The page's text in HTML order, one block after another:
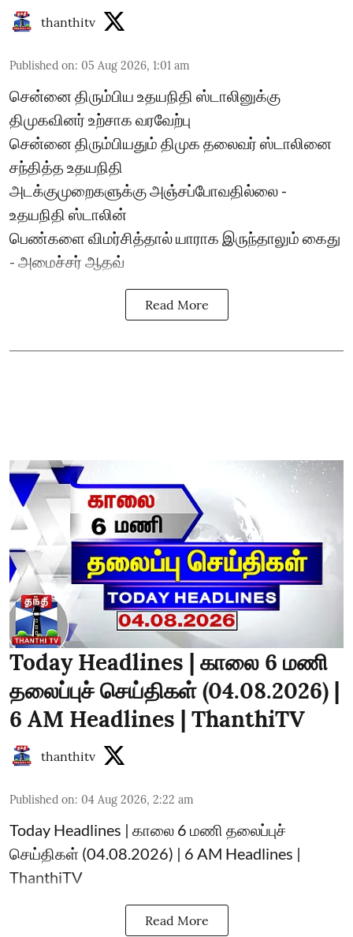
thanthitv
Published on: 05 Aug 2026, 1:01 am
சென்னை திரும்பிய உதயநிதி ஸ்டாலினுக்கு
திமுகவினர் உற்சாக வரவேற்பு
சென்னை திரும்பியதும் திமுக தலைவர் ஸ்டாலினை
சந்தித்த உதயநிதி
அடக்குமுறைகளுக்கு அஞ்சப்போவதில்லை -
உதயநிதி ஸ்டாலின்
பெண்களை விமர்சித்தால் யாராக இருந்தாலும் கைது
- அமைச்சர் ஆதவ்
Read More
Today Headlines | காலை 6 மணி
தலைப்புச் செய்திகள் (04.08.2026) |
6 AM Headlines | ThanthiTV
thanthitv
Published on: 04 Aug 2026, 2:22 am
Today Headlines | காலை 6 மணி தலைப்புச்
செய்திகள் (04.08.2026) | 6 AM Headlines |
ThanthiTV
Read More